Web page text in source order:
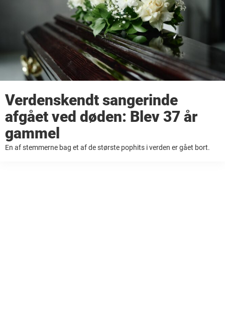
Verdenskendt sangerinde
afgået ved døden: Blev 37 år
gammel
En af stemmerne bag et af de største pophits i verden er gået bort.